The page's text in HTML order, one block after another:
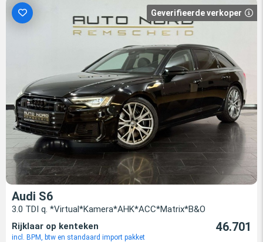
Geverifieerde verkoper
Audi S6
3.0 TDI q. *Virtual*Kamera*AHK*ACC*Matrix*B&O
Rijklaar op kenteken
incl. BPM, btw en standaard import pakket
46.701